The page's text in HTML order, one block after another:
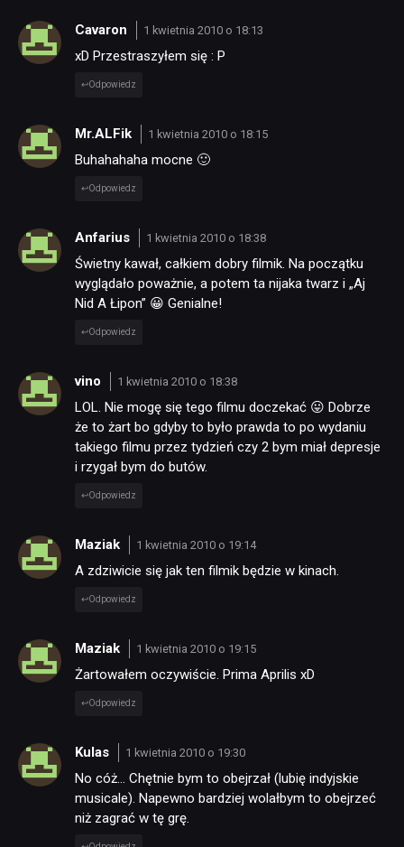
Cavaron 1 kwietnia 2010 o 18:13
xD Przestraszyłem się : P
Odpowiedz
Mr.ALFik 1 kwietnia 2010 o 18:15
Buhahahaha mocne 🙂
Odpowiedz
Anfarius 1 kwietnia 2010 o 18:38
Świetny kawał, całkiem dobry filmik. Na początku
wyglądało poważnie, a potem ta nijaka twarz i „Aj
Nid A Łipon” 😀 Genialne!
Odpowiedz
vino 1 kwietnia 2010 o 18:38
LOL. Nie mogę się tego filmu doczekać 😛 Dobrze
że to żart bo gdyby to było prawda to po wydaniu
takiego filmu przez tydzień czy 2 bym miał depresje
i rzygał bym do butów.
Odpowiedz
Maziak 1 kwietnia 2010 o 19:14
A zdziwicie się jak ten filmik będzie w kinach.
Odpowiedz
Maziak 1 kwietnia 2010 o 19:15
Żartowałem oczywiście. Prima Aprilis xD
Odpowiedz
Kulas 1 kwietnia 2010 o 19:30
No cóż… Chętnie bym to obejrzał (lubię indyjskie
musicale). Napewno bardziej wolałbym to obejrzeć
niż zagrać w tę grę.